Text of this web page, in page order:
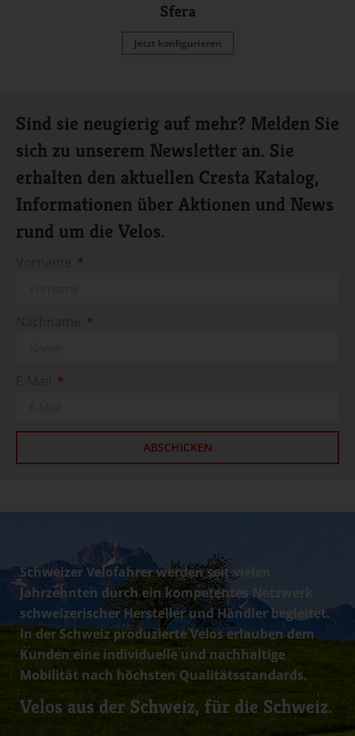
Sfera
Jetzt konfigurieren
Sind sie neugierig auf mehr? Melden Sie
sich zu unserem Newsletter an. Sie
erhalten den aktuellen Cresta Katalog,
Informationen über Aktionen und News
rund um die Velos.
ABSCHICKEN
Schweizer Velofahrer werden seit vielen
Jahrzehnten durch ein kompetentes Netzwerk
schweizerischer Hersteller und Händler begleitet.
In der Schweiz produzierte Velos erlauben dem
Kunden eine individuelle und nachhaltige
Mobilität nach höchsten Qualitätsstandards.
Velos aus der Schweiz, für die Schweiz.